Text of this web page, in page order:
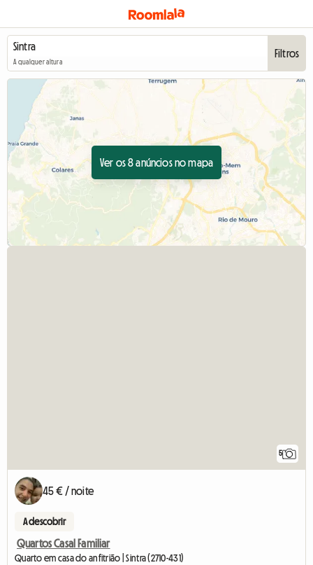
A qualquer altura
Filtros
Ver os 8 anúncios no mapa
5
45 € / noite
A descobrir
Quartos Casal Familiar
Quarto em casa do anfitrião | Sintra (2710-431)